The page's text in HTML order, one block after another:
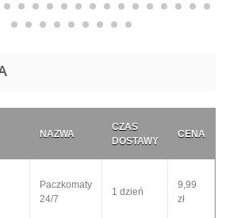
NAZWA
CZAS
DOSTAWY
CENA
Paczkomaty
24/7
1 dzień
9,99
zł